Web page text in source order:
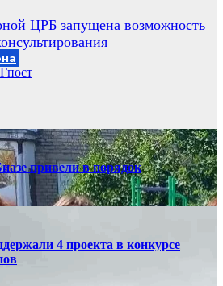
ЦРБ запущена возможность
привели в порядок
4 проекта в конкурсе